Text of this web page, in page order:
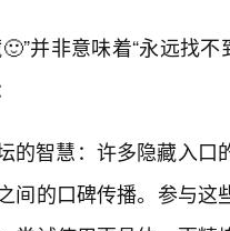
并非意味着“永远找
的智慧：许多隐藏入口
间的口碑传播。参与